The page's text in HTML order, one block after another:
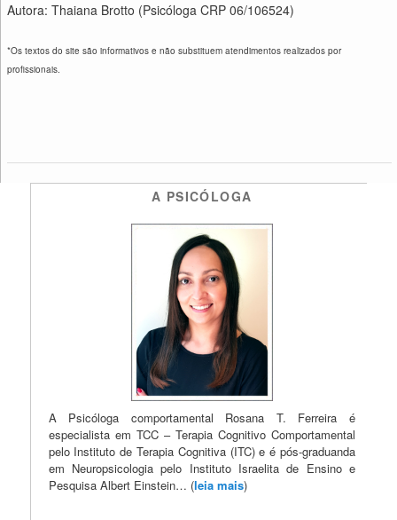
Autora: Thaiana Brotto (Psicóloga CRP 06/106524)
*Os textos do site são informativos e não substituem atendimentos realizados por
profissionais.
A PSICÓLOGA
A Psicóloga comportamental Rosana T. Ferreira é
especialista em TCC – Terapia Cognitivo Comportamental
pelo Instituto de Terapia Cognitiva (ITC) e é pós-graduanda
em Neuropsicologia pelo Instituto Israelita de Ensino e
Pesquisa Albert Einstein… (leia mais)